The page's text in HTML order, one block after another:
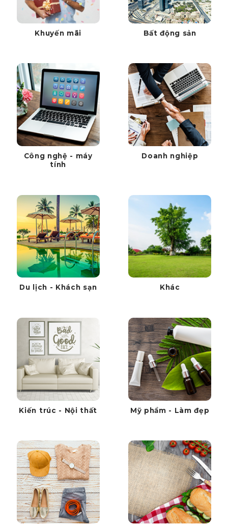
Khuyến mãi Bất động sản
Công nghệ - máy
tính
Doanh nghiệp
Du lịch - Khách sạn Khác
Kiến trúc - Nội thất Mỹ phẩm - Làm đẹp